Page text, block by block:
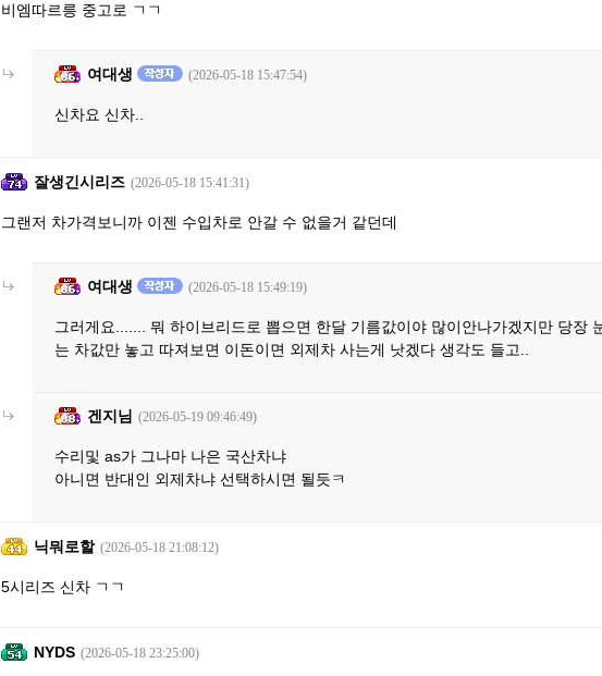
비엠따르릉 중고로 ㄱㄱ
여대생 (2026-05-18 15:47:54)
신차요 신차..
잘생긴시리즈 (2026-05-18 15:41:31)
그랜저 차가격보니까 이젠 수입차로 안갈 수 없을거 같던데
여대생 (2026-05-18 15:49:19)
그러게요....... 뭐 하이브리드로 뽑으면 한달 기름값이야 많이안나가겠지만 당장
는 차값만 놓고 따져보면 이돈이면 외제차 사는게 낫겠다 생각도 들고..
겐지님 (2026-05-19 09:46:49)
수리및 as가 그나마 나은 국산차냐
아니면 반대인 외제차냐 선택하시면 될듯ㅋ
닉뭐로할 (2026-05-18 21:08:12)
5시리즈 신차 ㄱㄱ
NYDS (2026-05-18 23:25:00)